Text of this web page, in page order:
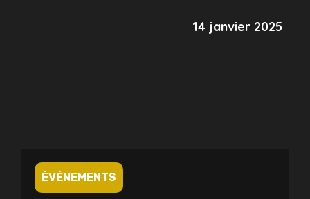
14 janvier 2025
ÉVÉNEMENTS